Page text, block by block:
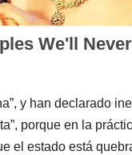
y han declarado
porque en la
el estado está